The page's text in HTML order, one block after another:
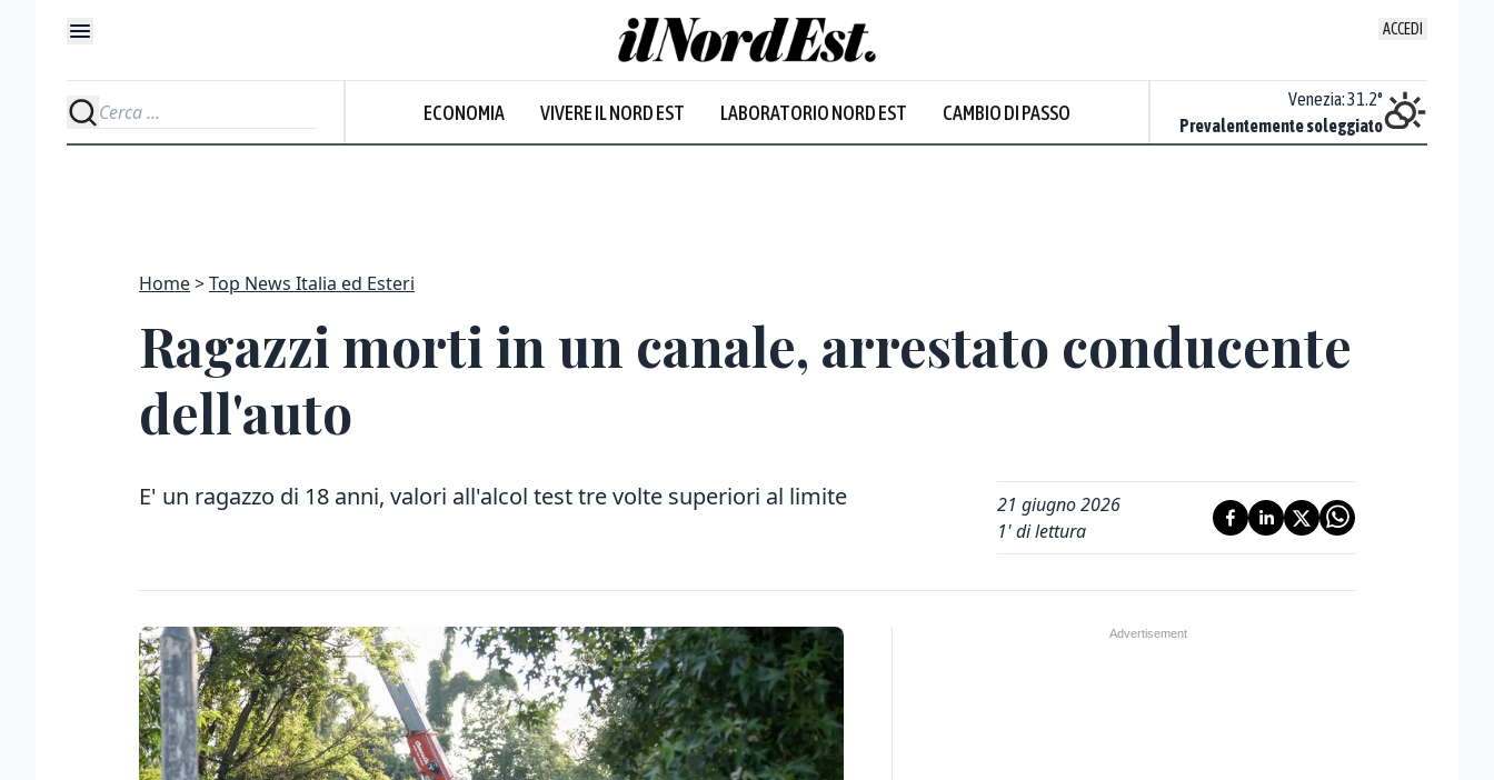
ACCEDI
ECONOMIA VIVERE IL NORD EST LABORATORIO NORD EST CAMBIO DI PASSO
Nuvoloso
Venezia:31.2°
Prevalentemente soleggiato
Home Top News Italia ed Esteri
Ragazzi morti in un canale, arrestato conducente
dell'auto
E' un ragazzo di 18 anni, valori all'alcol test tre volte superiori al limite
21 giugno 2026
1' di lettura